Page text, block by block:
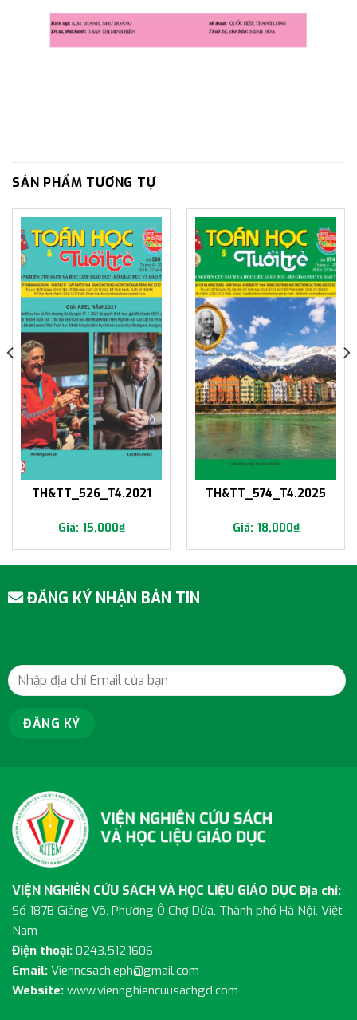
SẢN PHẨM TƯƠNG TỰ
TH&TT_526_T4.2021
15,000₫
TH&TT_574_T4.2025
18,000₫
ĐĂNG KÝ NHẬN BẢN TIN
VIỆN NGHIÊN CỨU SÁCH VÀ HỌC LIỆU GIÁO DỤC Địa chỉ:
Số 187B Giảng Võ, Phường Ô Chợ Dừa, Thành phố Hà Nội, Việt
Nam
Điện thoại: 0243.512.1606
Email: Vienncsach.eph@gmail.com
Website: www.viennghiencuusachgd.com